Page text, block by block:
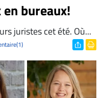
en bureaux!
juristes cet été. Où...